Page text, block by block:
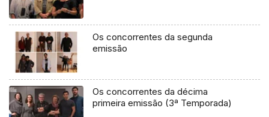
Os concorrentes da segunda
emissão
Os concorrentes da décima
primeira emissão (3ª Temporada)